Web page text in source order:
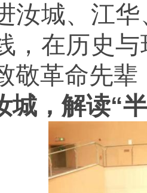
汝城、江
，在历史
敬革命先
城，解读“